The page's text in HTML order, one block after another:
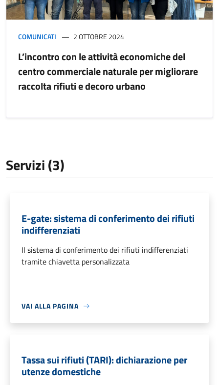
COMUNICATI 2 OTTOBRE 2024
L’incontro con le attività economiche del
centro commerciale naturale per migliorare
raccolta rifiuti e decoro urbano
Servizi (3)
E-gate: sistema di conferimento dei rifiuti
indifferenziati
Il sistema di conferimento dei rifiuti indifferenziati
tramite chiavetta personalizzata
VAI ALLA PAGINA
Tassa sui rifiuti (TARI): dichiarazione per
utenze domestiche